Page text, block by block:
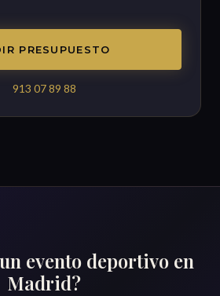
PRESUPUESTO
913 07 89 88
evento deportivo en
Madrid?